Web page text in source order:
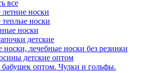
все
летние носки
теплые носки
носки
детские
лечебные носки без резинки
детские оптом
бабушек оптом. Чулки и гольфы.